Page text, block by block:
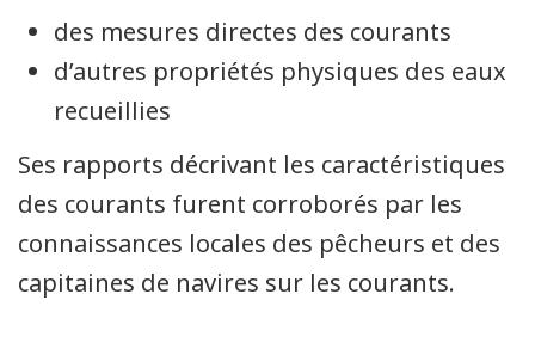
des mesures directes des courants
d’autres propriétés physiques des eaux
recueillies
Ses rapports décrivant les caractéristiques
des courants furent corroborés par les
connaissances locales des pêcheurs et des
capitaines de navires sur les courants.